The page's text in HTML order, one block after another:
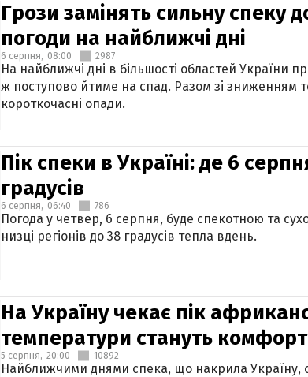
Грози замінять сильну спеку
погоди на найближчі дні
6 серпня, 08:00 2987
На найближчі дні в більшості областей України
ж поступово йтиме на спад. Разом зі зниженням
короткочасні опади.
Пік спеки в Україні: де 6
градусів
6 серпня, 06:40 786
Погода у четвер, 6 серпня, буде спекотною та
низці регіонів до 38 градусів тепла вдень.
На Україну чекає пік
температури стануть
5 серпня, 20:00 10892
Найближчими днями спека, що накрила Україну,